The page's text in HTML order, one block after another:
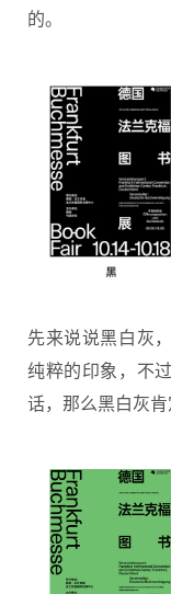
的。
先来说说黑白灰
纯粹的印象，不
话，那么黑白灰